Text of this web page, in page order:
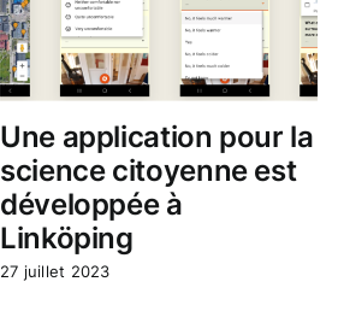
Une application pour la
science citoyenne est
développée à
Linköping
27 juillet 2023